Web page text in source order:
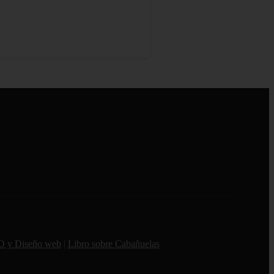
y Diseño web Libro sobre Cabañuelas